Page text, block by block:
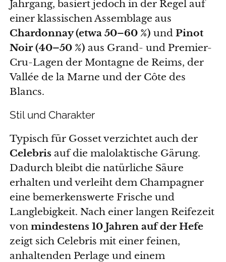
Jahrgang, basiert jedoch in der Regel auf
einer klassischen Assemblage aus
Chardonnay (etwa 50–60 %) und Pinot
Noir (40–50 %) aus Grand- und Premier-
Cru-Lagen der Montagne de Reims, der
Vallée de la Marne und der Côte des
Blancs.
Stil und Charakter
Typisch für Gosset verzichtet auch der
Celebrisauf die malolaktische Gärung.
Dadurch bleibt die natürliche Säure
erhalten und verleiht dem Champagner
eine bemerkenswerte Frische und
Langlebigkeit. Nach einer langen Reifezeit
von mindestens 10 Jahren auf der Hefe
zeigt sich Celebris mit einer feinen,
anhaltenden Perlage und einem